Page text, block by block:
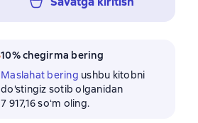
10% chegirma bering
Maslahat bering ushbu kitobni
do'stingiz sotib olganidan
7 917,16 soʻm oling.